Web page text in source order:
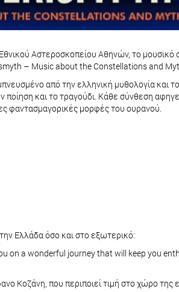
Αστεροσκοπείου Αθηνών, το
– Music about the Constellations and
από την ελληνική μυθολογία
και το τραγούδι. Κάθε σύνθεση
φαντασμαγορικές μορφές του ουρανού.
Ελλάδα όσο και στο εξωτερικό:
on a wonderful journey that will keep you
Κοζάνη, που περιποιεί τιμή στο χώρο